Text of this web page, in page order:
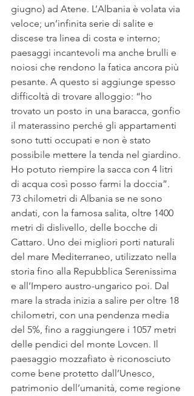
giugno) ad Atene. L’Albania è volata via
veloce; un’infinita serie di salite e
discese tra linea di costa e interno;
paesaggi incantevoli ma anche brulli e
noiosi che rendono la fatica ancora più
pesante. A questo si aggiunge spesso
difficoltà di trovare alloggio: “ho
trovato un posto in una baracca, gonfio
il materassino perché gli appartamenti
sono tutti occupati e non è stato
possibile mettere la tenda nel giardino.
Ho potuto riempire la sacca con 4 litri
di acqua così posso farmi la doccia”.
73 chilometri di Albania se ne sono
andati, con la famosa salita, oltre 1400
metri di dislivello, delle bocche di
Cattaro. Uno dei migliori porti naturali
del mare Mediterraneo, utilizzato nella
storia fino alla Repubblica Serenissima
e all’Impero austro-ungarico poi. Dal
mare la strada inizia a salire per oltre 18
chilometri, con una pendenza media
del 5%, fino a raggiungere i 1057 metri
delle pendici del monte Lovcen. Il
paesaggio mozzafiato è riconosciuto
come bene protetto dall’Unesco,
patrimonio dell’umanità, come regione